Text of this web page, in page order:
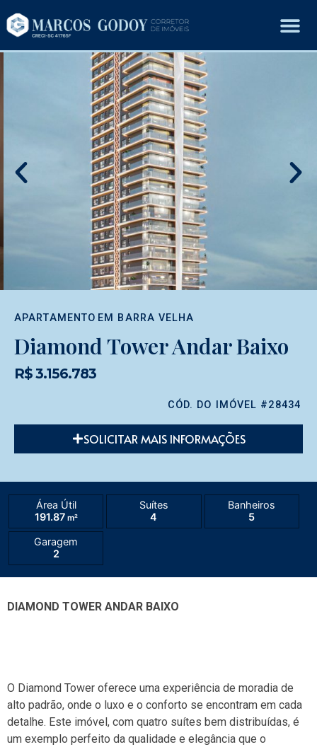
APARTAMENTO EM BARRA VELHA
Diamond Tower Andar Baixo
R$ 3.156.783
CÓD. DO IMÓVEL #28434
SOLICITAR MAIS INFORMAÇÕES
Área Útil
191.87m²
Suítes
4
Banheiros
5
Garagem
2
DIAMOND TOWER ANDAR BAIXO
O Diamond Tower oferece uma experiência de moradia de
alto padrão, onde o luxo e o conforto se encontram em cada
detalhe. Este imóvel, com quatro suítes bem distribuídas, é
um exemplo perfeito da qualidade e elegância que o